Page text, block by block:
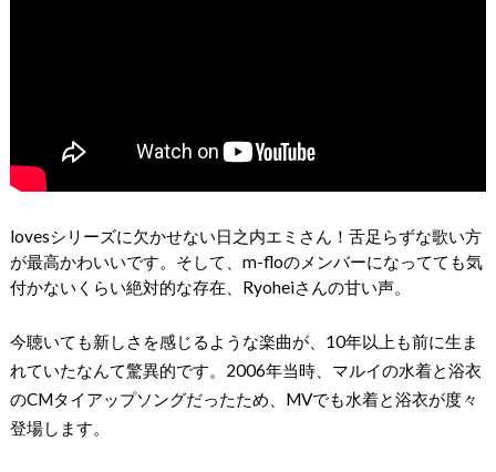
lovesシリーズに欠かせない日之内エミさん！舌足らずな歌い方
が最高かわいいです。そして、m-floのメンバーになってても気
付かないくらい絶対的な存在、Ryoheiさんの甘い声。
今聴いても新しさを感じるような楽曲が、10年以上も前に生ま
れていたなんて驚異的です。2006年当時、マルイの水着と浴衣
のCMタイアップソングだったため、MVでも水着と浴衣が度々
登場します。